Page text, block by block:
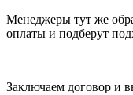
Менеджеры тут же
оплаты и подберут
Заключаем договор и